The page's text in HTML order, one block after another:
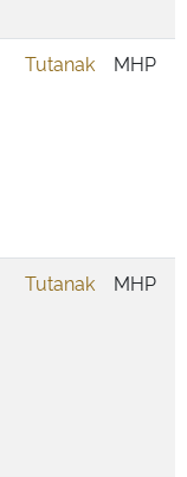
Tutanak MHP
Tutanak MHP